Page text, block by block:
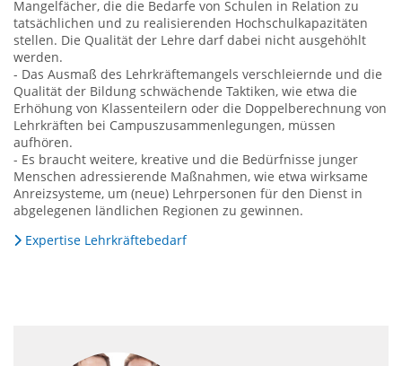
Mangelfächer, die die Bedarfe von Schulen in Relation zu
tatsächlichen und zu realisierenden Hochschulkapazitäten
stellen. Die Qualität der Lehre darf dabei nicht ausgehöhlt
werden.
- Das Ausmaß des Lehrkräftemangels verschleiernde und die
Qualität der Bildung schwächende Taktiken, wie etwa die
Erhöhung von Klassenteilern oder die Doppelberechnung von
Lehrkräften bei Campuszusammenlegungen, müssen
aufhören.
- Es braucht weitere, kreative und die Bedürfnisse junger
Menschen adressierende Maßnahmen, wie etwa wirksame
Anreizsysteme, um (neue) Lehrpersonen für den Dienst in
abgelegenen ländlichen Regionen zu gewinnen.
Expertise Lehrkräftebedarf